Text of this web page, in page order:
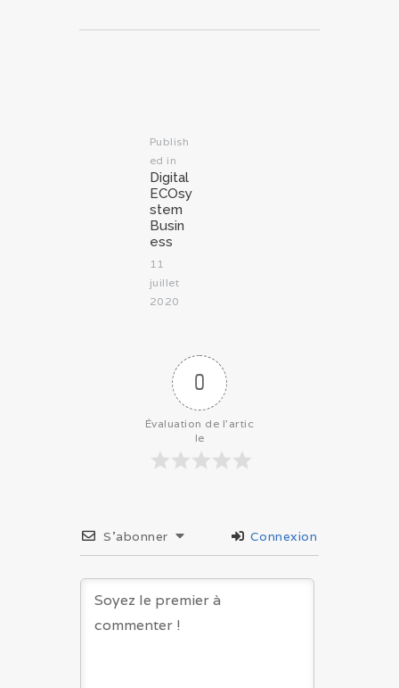
Publish
ed in
post:
Digital
ECOsy
stem
Busin
ess
11
juillet
2020
0
Évaluation de l'artic
le
S’abonner Connexion